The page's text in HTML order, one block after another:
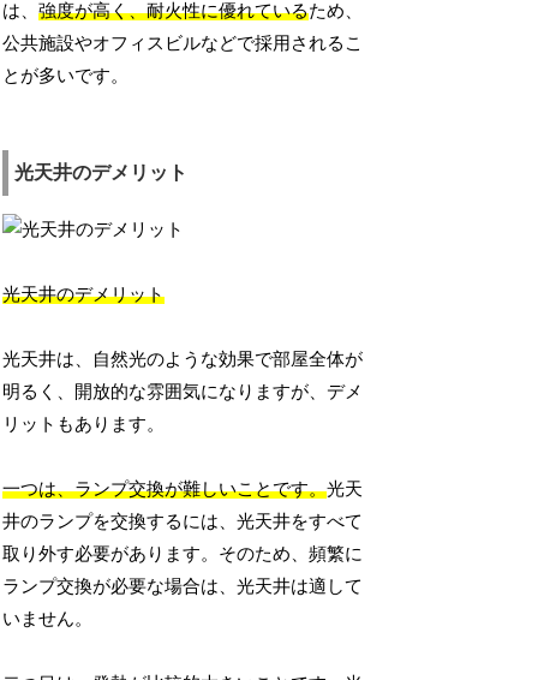
は、強度が高く、耐火性に優れているため、
公共施設やオフィスビルなどで採用されるこ
とが多いです。
光天井のデメリット
光天井のデメリット
光天井は、自然光のような効果で部屋全体が
明るく、開放的な雰囲気になりますが、デメ
リットもあります。
一つは、ランプ交換が難しいことです。光天
井のランプを交換するには、光天井をすべて
取り外す必要があります。そのため、頻繁に
ランプ交換が必要な場合は、光天井は適して
いません。